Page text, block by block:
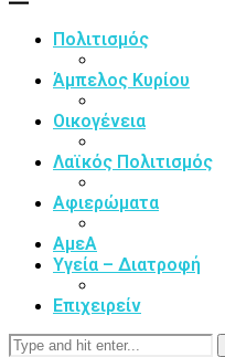
Πολιτισμός
Άμπελος Κυρίου
Οικογένεια
Λαϊκός Πολιτισμός
Αφιερώματα
ΑμεΑ
Υγεία – Διατροφή
Επιχειρείν